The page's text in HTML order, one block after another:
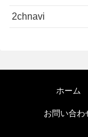
2chnavi
ホーム
お問い合わ